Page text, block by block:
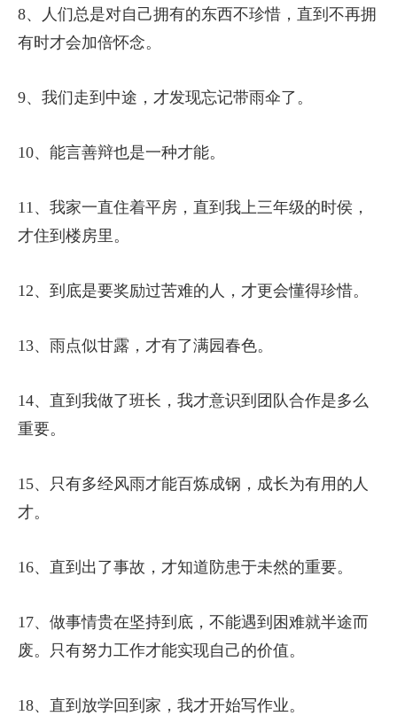
8、人们总是对自己拥有的东西不珍惜，直到不再拥
有时才会加倍怀念。
9、我们走到中途，才发现忘记带雨伞了。
10、能言善辩也是一种才能。
11、我家一直住着平房，直到我上三年级的时侯，
才住到楼房里。
12、到底是要奖励过苦难的人，才更会懂得珍惜。
13、雨点似甘露，才有了满园春色。
14、直到我做了班长，我才意识到团队合作是多么
重要。
15、只有多经风雨才能百炼成钢，成长为有用的人
才。
16、直到出了事故，才知道防患于未然的重要。
17、做事情贵在坚持到底，不能遇到困难就半途而
废。只有努力工作才能实现自己的价值。
18、直到放学回到家，我才开始写作业。